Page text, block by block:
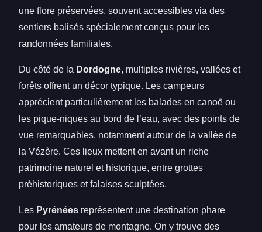
une flore préservées, souvent accessibles via des
sentiers balisés spécialement conçus pour les
randonnées familiales.
Du côté de la Dordogne, multiples rivières, vallées et
forêts offrent un décor typique. Les campeurs
apprécient particulièrement les balades en canoë ou
les pique-niques au bord de l’eau, avec des points de
vue remarquables, notamment autour de la vallée de
la Vézère. Ces lieux mettent en avant un riche
patrimoine naturel et historique, entre grottes
préhistoriques et falaises sculptées.
Les Pyrénées représentent une destination phare
pour les amateurs de montagne. On y trouve des